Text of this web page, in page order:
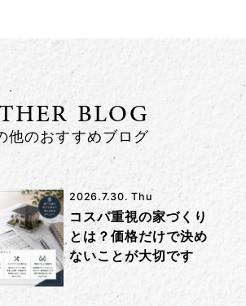
BLOG
他のおすすめブログ
2026.7.30. Thu
コスパ重視の家づくり
とは？価格だけで決め
ないことが大切です